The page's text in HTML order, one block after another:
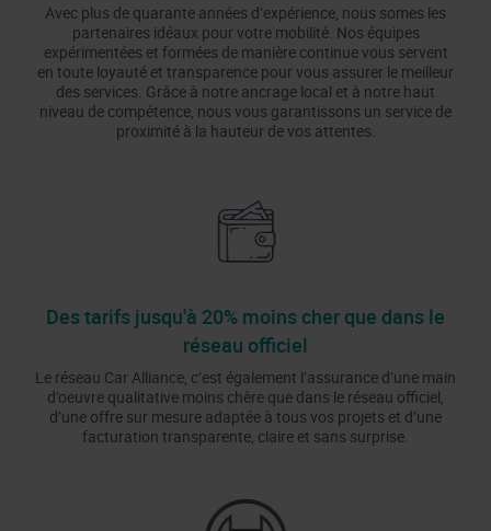
Avec plus de quarante années d’expérience, nous somes les
partenaires idéaux pour votre mobilité. Nos équipes
expérimentées et formées de manière continue vous servent
en toute loyauté et transparence pour vous assurer le meilleur
des services. Grâce à notre ancrage local et à notre haut
niveau de compétence, nous vous garantissons un service de
proximité à la hauteur de vos attentes.
Des tarifs jusqu'à 20% moins cher que dans le
réseau officiel
Le réseau Car Alliance, c’est également l’assurance d’une main
d’oeuvre qualitative moins chère que dans le réseau officiel,
d’une offre sur mesure adaptée à tous vos projets et d’une
facturation transparente, claire et sans surprise.